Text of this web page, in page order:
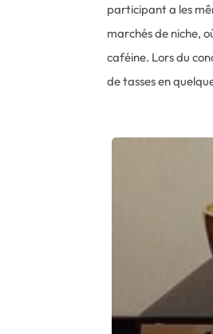
participant a les
marchés de niche,
caféine. Lors du
de tasses en